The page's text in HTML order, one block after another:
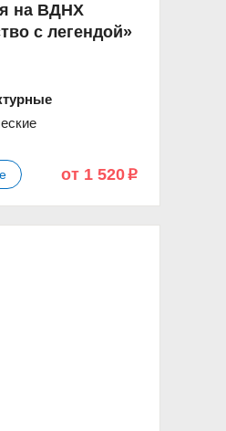
на ВДНХ
с легендой»
от 1 520p